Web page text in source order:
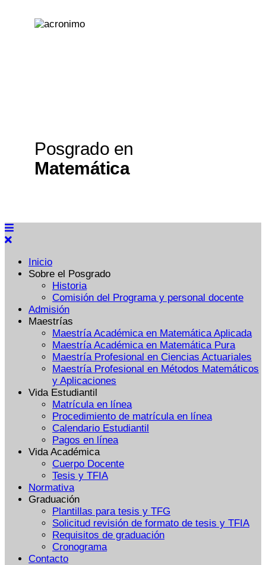
Posgrado en
Matemática
Inicio
Sobre el Posgrado
Historia
Comisión del Programa y personal docente
Admisión
Maestrías
Maestría Académica en Matemática Aplicada
Maestría Académica en Matemática Pura
Maestría Profesional en Ciencias Actuariales
Maestría Profesional en Métodos Matemáticos
y Aplicaciones
Vida Estudiantil
Matrícula en línea
Procedimiento de matrícula en línea
Calendario Estudiantil
Pagos en línea
Vida Académica
Cuerpo Docente
Tesis y TFIA
Normativa
Graduación
Plantillas para tesis y TFG
Solicitud revisión de formato de tesis y TFIA
Requisitos de graduación
Cronograma
Contacto